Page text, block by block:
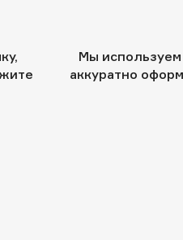
Мы
аккуратно